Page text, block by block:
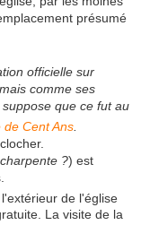
présumé
officielle sur
comme ses
que ce fut au
de Cent Ans
?) est
de l'église
La visite de la